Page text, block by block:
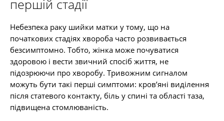
першій стадії
Небезпека раку шийки матки у тому, що на
початкових стадіях хвороба часто розвивається
безсимптомно. Тобто, жінка може почуватися
здоровою і вести звичний спосіб життя, не
підозрюючи про хворобу. Тривожним сигналом
можуть бути такі перші симптоми: кров’яні виділення
після статевого контакту, біль у спині та області таза,
підвищена стомлюваність.